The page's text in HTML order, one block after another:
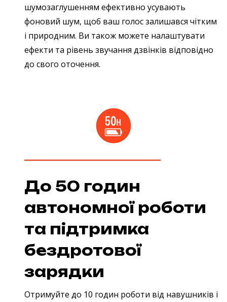
шумозаглушенням ефективно усувають
фоновий шум, щоб ваш голос залишався чітким
і природним. Ви також можете налаштувати
ефекти та рівень звучання дзвінків відповідно
до свого оточення.
До 50 годин
автономної роботи
та підтримка
бездротової
зарядки
Отримуйте до 10 годин роботи від навушників і